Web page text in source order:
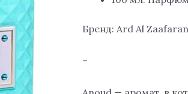
Бренд: Ard Al
–